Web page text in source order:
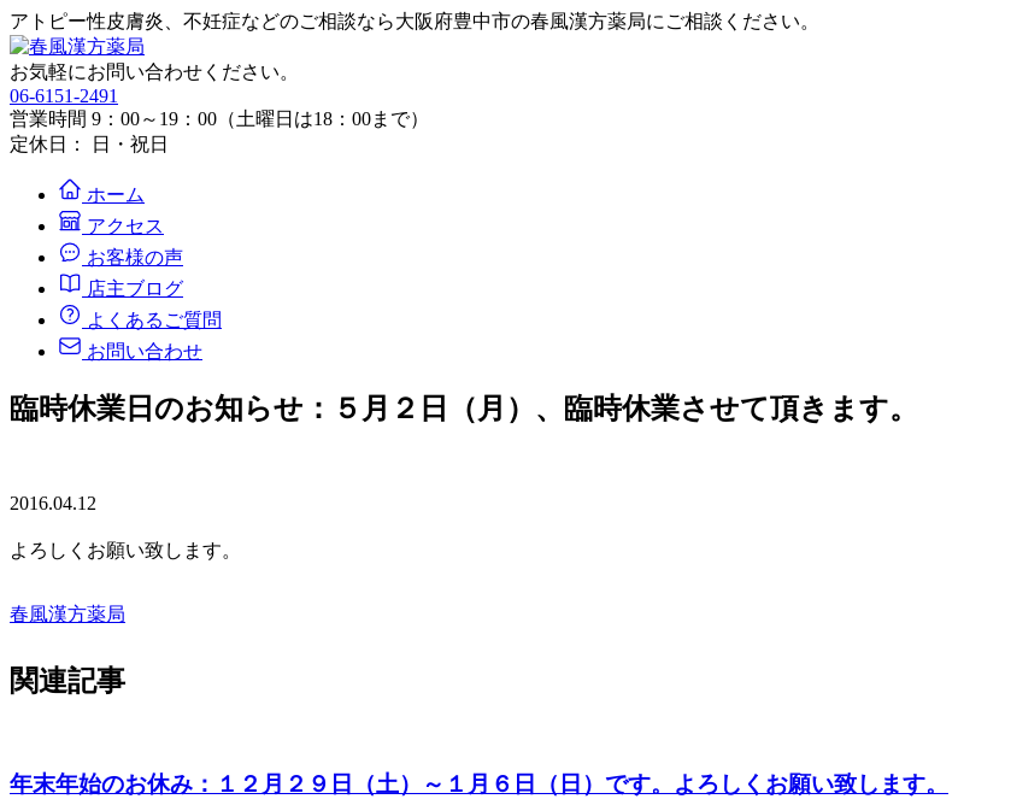
アトピー性皮膚炎、不妊症などのご相談なら大阪府豊中市の春風漢方薬局にご相談ください。
お気軽にお問い合わせください。
06-6151-2491
営業時間 9：00～19：00（土曜日は18：00まで）
定休日： 日・祝日
ホーム
アクセス
お客様の声
店主ブログ
よくあるご質問
お問い合わせ
臨時休業日のお知らせ：５月２日（月）、臨時休業させて頂きます。
2016.04.12
よろしくお願い致します。
春風漢方薬局
関連記事
年末年始のお休み：１２月２９日（土）～１月６日（日）です。よろしくお願い致します。